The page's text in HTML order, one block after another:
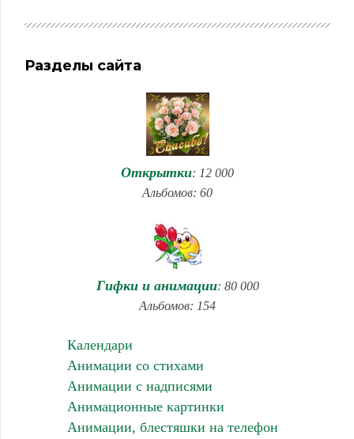
Разделы сайта
Открытки: 12 000
Альбомов: 60
Гифки и анимации: 80 000
Альбомов: 154
Календари
Анимации со стихами
Анимации с надписями
Анимационные картинки
Анимации, блестяшки на телефон